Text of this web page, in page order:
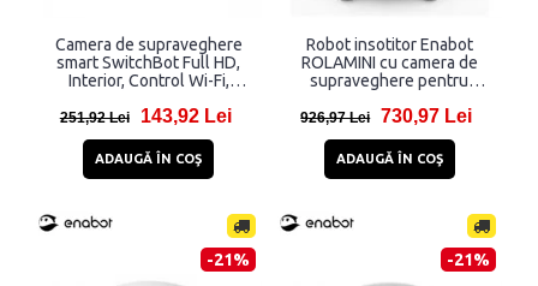
Camera de supraveghere
smart SwitchBot Full HD,
Interior, Control Wi-Fi,
Compatibila cu Alexa
251,92 Lei 143,92 Lei
ADAUGĂ ÎN COŞ
Robot insotitor Enabot
ROLAMINI cu camera de
supraveghere pentru
5000 mAh, Aplicatie
926,97 Lei 730,97 Lei
ADAUGĂ ÎN COŞ
-21% -21%